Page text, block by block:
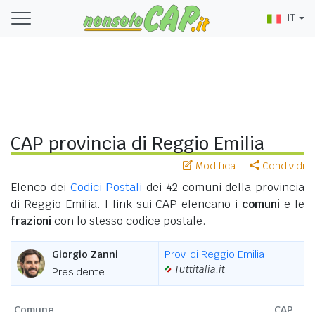
IT
CAP provincia di Reggio Emilia
Modifica Condividi
Elenco dei Codici Postali dei 42 comuni della provincia
di Reggio Emilia. I link sui CAP elencano i comuni e le
frazioni con lo stesso codice postale.
Giorgio Zanni
Presidente
Prov. di Reggio Emilia
Tuttitalia.it